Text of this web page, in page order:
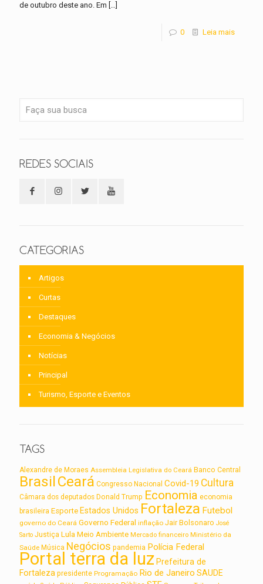
de outubro deste ano. Em […]
0 Leia mais
REDES SOCIAIS
CATEGORIAS
Artigos
Curtas
Destaques
Economia & Negócios
Notícias
Principal
Turismo, Esporte e Eventos
TAGS
Alexandre de Moraes Assembleia Legislativa do Ceará Banco Central
BrasilCeará Congresso Nacional Covid-19 Cultura
Câmara dos deputados Donald Trump Economia economia
brasileira Esporte Estados Unidos Fortaleza Futebol
governo do Ceará Governo Federal inflação Jair Bolsonaro José
Sarto Justiça Lula Meio Ambiente Mercado financeiro Ministério da
Saúde Música Negócios pandemia Polícia Federal
Portal terra da luz Prefeitura de
Fortaleza presidente Programação Rio de Janeiro SAUDE